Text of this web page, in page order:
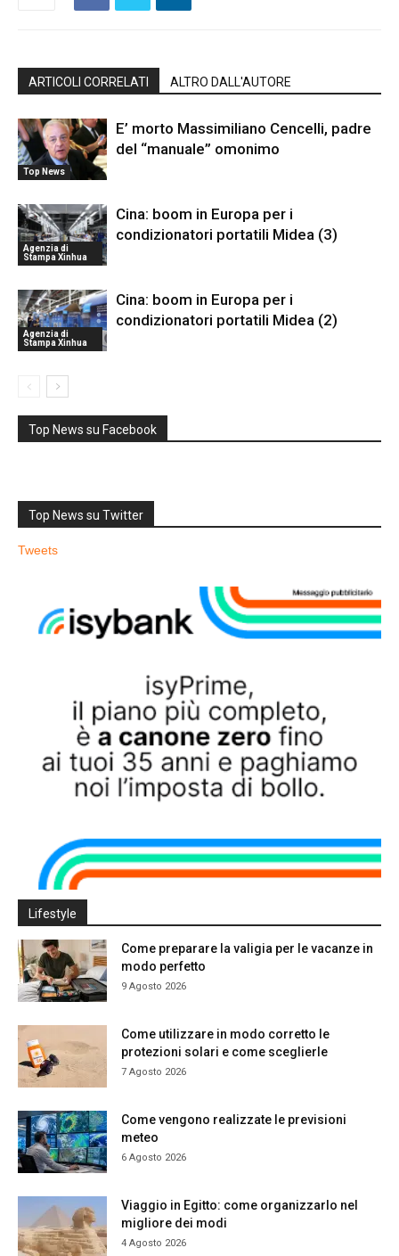
ARTICOLI CORRELATI ALTRO DALL'AUTORE
Top News
E’ morto Massimiliano Cencelli, padre
del “manuale” omonimo
Agenzia di
Stampa Xinhua
Cina: boom in Europa per i
condizionatori portatili Midea (3)
Agenzia di
Stampa Xinhua
Cina: boom in Europa per i
condizionatori portatili Midea (2)
Top News su Facebook
Top News su Twitter
Tweets
Lifestyle
Come preparare la valigia per le vacanze in
modo perfetto
9 Agosto 2026
Come utilizzare in modo corretto le
protezioni solari e come sceglierle
7 Agosto 2026
Come vengono realizzate le previsioni
meteo
6 Agosto 2026
Viaggio in Egitto: come organizzarlo nel
migliore dei modi
4 Agosto 2026